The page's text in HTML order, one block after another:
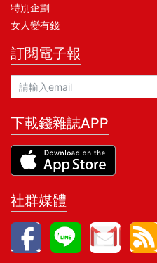
特別企劃
女人變有錢
訂閱電子報
下載錢雜誌APP
社群媒體